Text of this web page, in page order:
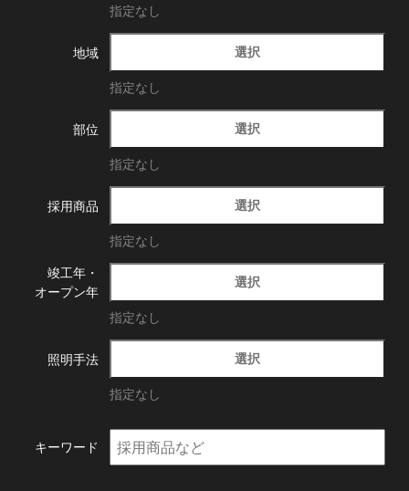
指定なし
地域 選択
指定なし
部位 選択
指定なし
採用商品 選択
指定なし
竣工年・
オープン年
選択
指定なし
照明手法 選択
指定なし
キーワード